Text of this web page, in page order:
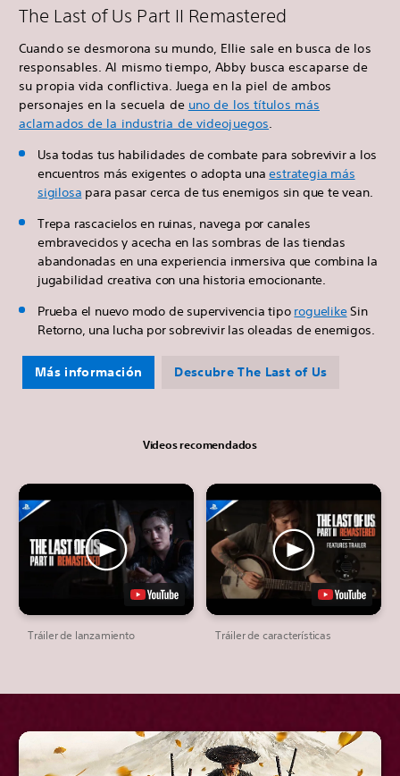
The Last of Us Part II Remastered
Cuando se desmorona su mundo, Ellie sale en busca de los
responsables. Al mismo tiempo, Abby busca escaparse de
su propia vida conflictiva. Juega en la piel de ambos
personajes en la secuela de uno de los títulos más
aclamados de la industria de videojuegos.
Usa todas tus habilidades de combate para sobrevivir a los
encuentros más exigentes o adopta unaestrategia más
sigilosa para pasar cerca de tus enemigos sin que te vean.
Trepa rascacielos en ruinas, navega por canales
embravecidos y acecha en las sombras de las tiendas
abandonadas en una experiencia inmersiva que combina la
jugabilidad creativa con una historia emocionante.
Prueba el nuevo modo de supervivencia tipo roguelikeSin
Retorno, una lucha por sobrevivir las oleadas de enemigos.
Más información Descubre The Last of Us
Videos recomendados
Tráiler de lanzamiento Tráiler de características